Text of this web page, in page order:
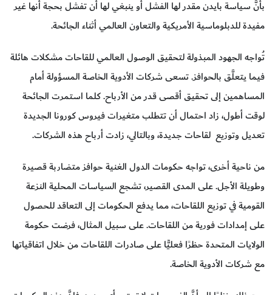
بأنَّ سياسة بايدن مقدر لها الفشل أو ينبغي لها أن تفشل بحجة أنها غير
مفيدة للدبلوماسية الأمريكية والتعاون العالمي أثناء الجائحة.
تُواجه الجهود المبذولة لتحقيق الوصول العالمي للقاحات مشكلات هائلة
فيما يتعلَّق بالحوافز. تسعى شركات الأدوية الخاصة المسؤولة أمام
المساهمين إلى تحقيق أقصى قدر من الأرباح. كلما استمرت الجائحة
لوقت أطول، زاد احتمال أن تتطلب متغيرات فيروس كورونا الجديدة
تعديل وتوزيع لقاحات جديدة، وبالتالي، زادت أرباح هذه الشركات.
من ناحية أخرى، تواجه حكومات الدول الغنية حوافز متضاربة قصيرة
وطويلة الأجل. على المدى القصير، تشجع السياسات المحلية النزعة
القومية في توزيع اللقاحات، مما يدفع الحكومات إلى التعاقد للحصول
على إمدادات فورية من اللقاحات. على سبيل المثال، فرضت حكومة
الولايات المتحدة حظرًا فعليًّا على صادرات اللقاحات من خلال اتفاقياتها
مع شركات الأدوية الخاصة.